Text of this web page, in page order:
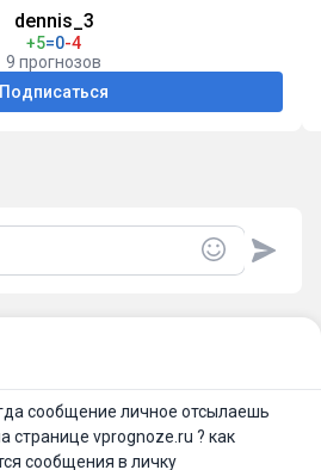
dennis_3
+5=0-4
9 прогнозов
Подписаться
сообщение личное отсылаешь
странице vprognoze.ru ? как
сообщения в личку